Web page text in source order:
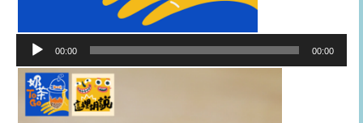
播
器
00:00 00:00